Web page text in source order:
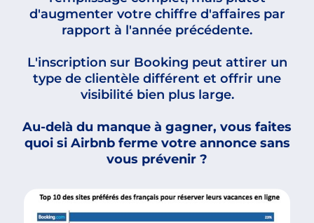
d'augmenter votre chiffre d'affaires par
rapport à l'année précédente.
L'inscription sur Booking peut attirer un
type de clientèle différent et offrir une
visibilité bien plus large.
Au-delà du manque à gagner, vous faites
quoi si Airbnb ferme votre annonce sans
vous prévenir ?